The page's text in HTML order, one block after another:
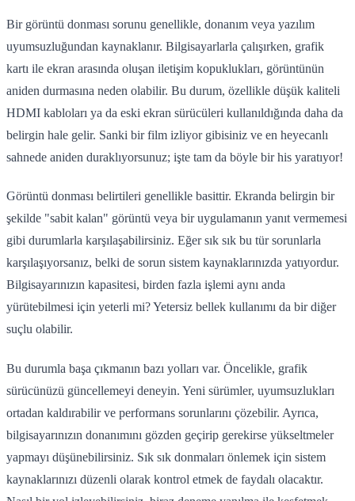
Bir görüntü donması sorunu genellikle, donanım veya yazılım
uyumsuzluğundan kaynaklanır. Bilgisayarlarla çalışırken, grafik
kartı ile ekran arasında oluşan iletişim kopuklukları, görüntünün
aniden durmasına neden olabilir. Bu durum, özellikle düşük kaliteli
HDMI kabloları ya da eski ekran sürücüleri kullanıldığında daha da
belirgin hale gelir. Sanki bir film izliyor gibisiniz ve en heyecanlı
sahnede aniden duraklıyorsunuz; işte tam da böyle bir his yaratıyor!
Görüntü donması belirtileri genellikle basittir. Ekranda belirgin bir
şekilde "sabit kalan" görüntü veya bir uygulamanın yanıt vermemesi
gibi durumlarla karşılaşabilirsiniz. Eğer sık sık bu tür sorunlarla
karşılaşıyorsanız, belki de sorun sistem kaynaklarınızda yatıyordur.
Bilgisayarınızın kapasitesi, birden fazla işlemi aynı anda
yürütebilmesi için yeterli mi? Yetersiz bellek kullanımı da bir diğer
suçlu olabilir.
Bu durumla başa çıkmanın bazı yolları var. Öncelikle, grafik
sürücünüzü güncellemeyi deneyin. Yeni sürümler, uyumsuzlukları
ortadan kaldırabilir ve performans sorunlarını çözebilir. Ayrıca,
bilgisayarınızın donanımını gözden geçirip gerekirse yükseltmeler
yapmayı düşünebilirsiniz. Sık sık donmaları önlemek için sistem
kaynaklarınızı düzenli olarak kontrol etmek de faydalı olacaktır.